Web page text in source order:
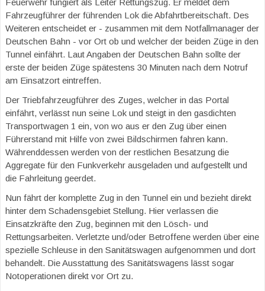
Feuerwehr fungiert als Leiter Rettungszug. Er meldet dem
Fahrzeugführer der führenden Lok die Abfahrtbereitschaft. Des
Weiteren entscheidet er - zusammen mit dem Notfallmanager der
Deutschen Bahn - vor Ort ob und welcher der beiden Züge in den
Tunnel einfährt. Laut Angaben der Deutschen Bahn sollte der
erste der beiden Züge spätestens 30 Minuten nach dem Notruf
am Einsatzort eintreffen.
Der Triebfahrzeugführer des Zuges, welcher in das Portal
einfährt, verlässt nun seine Lok und steigt in den gasdichten
Transportwagen 1 ein, von wo aus er den Zug über einen
Führerstand mit Hilfe von zwei Bildschirmen fahren kann.
Währenddessen werden von der restlichen Besatzung die
Aggregate für den Funkverkehr ausgeladen und aufgestellt und
die Fahrleitung geerdet.
Nun fährt der komplette Zug in den Tunnel ein und bezieht direkt
hinter dem Schadensgebiet Stellung. Hier verlassen die
Einsatzkräfte den Zug, beginnen mit den Lösch- und
Rettungsarbeiten. Verletzte und/oder Betroffene werden über eine
spezielle Schleuse in den Sanitätswagen aufgenommen und dort
behandelt. Die Ausstattung des Sanitätswagens lässt sogar
Notoperationen direkt vor Ort zu.